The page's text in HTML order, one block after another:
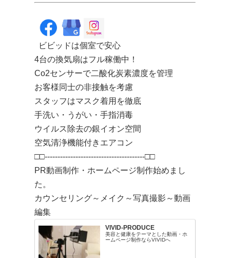
ビビッドは個室で安心
4台の換気扇はフル稼働中！
Co2センサーで二酸化炭素濃度を管理
お客様同士の非接触を考慮
スタッフはマスク着用を徹底
手洗い・うがい・手指消毒
ウイルス除去の銀イオン空間
空気清浄機能付きエアコン
□□---------------------------------------□□
PR動画制作・ホームページ制作始めまし
た。
カウンセリング～メイク～写真撮影～動画
編集
VIVID-PRODUCE
美容と健康をテーマとした動画・ホ
ームページ制作ならVIVIDへ